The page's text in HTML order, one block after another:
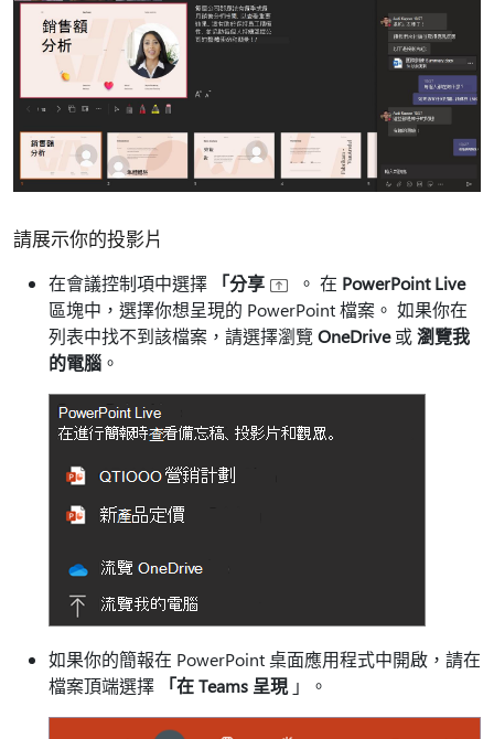
請展示你的投影片
在會議控制項中選擇 「分享 。 在 PowerPoint Live
區塊中，選擇你想呈現的 PowerPoint 檔案。 如果你在
列表中找不到該檔案，請選擇瀏覽OneDrive或瀏覽我
的電腦 。
如果你的簡報在 PowerPoint 桌面應用程式中開啟，請在
檔案頂端選擇
「在 Teams 呈現 」。